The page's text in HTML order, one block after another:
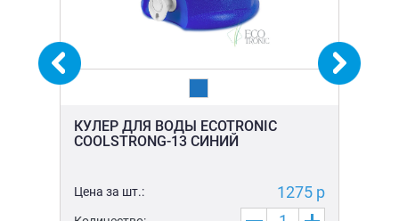
КУЛЕР ДЛЯ ВОДЫ ECOTRONIC
COOLSTRONG-13 СИНИЙ
Цена за шт.: 1275 р